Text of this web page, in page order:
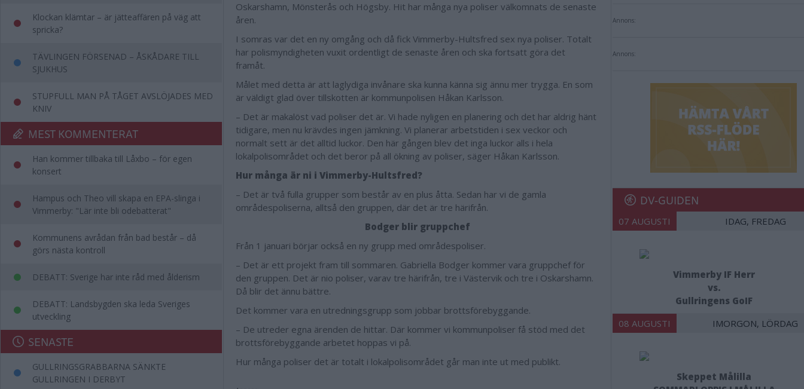
Klockan klämtar – är jätteaffären på väg att
spricka?
TÄVLINGEN FÖRSENAD – ÅSKÅDARE TILL
SJUKHUS
STUPFULL MAN PÅ TÅGET AVSLÖJADES MED
KNIV
MEST KOMMENTERAT
Han kommer tillbaka till Låxbo – för egen
konsert
Hampus och Theo vill skapa en EPA-slinga i
Vimmerby: "Lär inte bli odebatterat"
Kommunens avrådan från bad består – då
görs nästa kontroll
DEBATT: Sverige har inte råd med ålderism
DEBATT: Landsbygden ska leda Sveriges
utveckling
SENASTE
GULLRINGSGRABBARNA SÄNKTE
GULLRINGEN I DERBYT
Oskarshamn, Mönsterås och Högsby. Hit har många nya poliser välkomnats de senaste
åren.
I somras var det en ny omgång och då fick Vimmerby-Hultsfred sex nya poliser. Totalt
har polismyndigheten vuxit ordentligt de senaste åren och ska fortsatt göra det
framåt.
Målet med detta är att laglydiga invånare ska kunna känna sig ännu mer trygga. En som
är väldigt glad över tillskotten är kommunpolisen Håkan Karlsson.
– Det är makalöst vad poliser det är. Vi hade nyligen en planering och det har aldrig hänt
tidigare, men nu krävdes ingen jämkning. Vi planerar arbetstiden i sex veckor och
normalt sett är det alltid luckor. Den här gången blev det inga luckor alls i hela
lokalpolisområdet och det beror på all ökning av poliser, säger Håkan Karlsson.
Hur många är ni i Vimmerby-Hultsfred?
– Det är två fulla grupper som består av en plus åtta. Sedan har vi de gamla
områdespoliserna, alltså den gruppen, där det är tre härifrån.
Bodger blir gruppchef
Från 1 januari börjar också en ny grupp med områdespoliser.
– Det är ett projekt fram till sommaren. Gabriella Bodger kommer vara gruppchef för
den gruppen. Det är nio poliser, varav tre härifrån, tre i Västervik och tre i Oskarshamn.
Då blir det ännu bättre.
Det kommer vara en utredningsgrupp som jobbar brottsförebyggande.
– De utreder egna ärenden de hittar. Där kommer vi kommunpoliser få stöd med det
brottsförebyggande arbetet hoppas vi på.
Hur många poliser det är totalt i lokalpolisområdet går man inte ut med publikt.
Annons:
Annons:
DV-GUIDEN
07 AUGUSTI IDAG, FREDAG
Vimmerby IF Herr
vs.
Gullringens GoIF
08 AUGUSTI IMORGON, LÖRDAG
Skeppet Målilla